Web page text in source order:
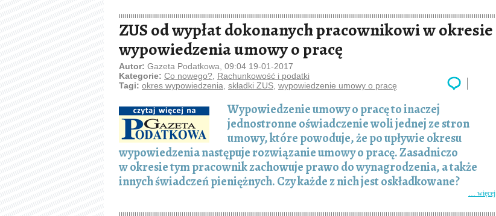
ZUS od wypłat dokonanych pracownikowi w okresie
wypowiedzenia umowy o pracę
Autor: Gazeta Podatkowa, 09:04 19-01-2017
Kategorie: Co nowego? Rachunkowość i podatki
Tagi: okres wypowiedzenia składki ZUS wypowiedzenie umowy o pracę
Wypowiedzenie umowy o pracę to inaczej
jednostronne oświadczenie woli jednej ze stron
umowy, które powoduje, że po upływie okresu
wypowiedzenia następuje rozwiązanie umowy o pracę. Zasadniczo
w okresie tym pracownik zachowuje prawo do wynagrodzenia, a także
innych świadczeń pieniężnych. Czy każde z nich jest oskładkowane?
… więcej